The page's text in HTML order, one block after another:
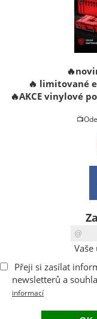
jako podložka -
koberce,
Kód:
Výrobce:
🔥 limitované
🔥AKCE vinylové
Přeji si zasílat
newsletterů a
informací